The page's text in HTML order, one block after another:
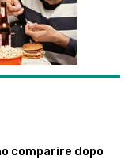
comparire dopo